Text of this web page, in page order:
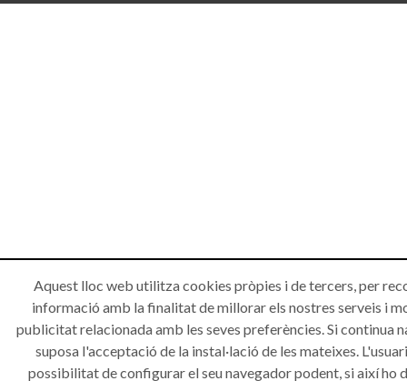
Aquest lloc web utilitza cookies pròpies i de tercers, per
informació amb la finalitat de millorar els nostres serveis i
publicitat relacionada amb les seves preferències. Si continua
suposa l'acceptació de la instal·lació de les mateixes.
possibilitat de configurar el seu navegador podent, si així ho